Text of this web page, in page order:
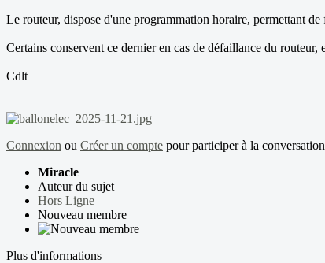
Le routeur, dispose d'une programmation horaire, permettant
Certains conservent ce dernier en cas de défaillance du
Cdlt
Connexion ou Créer un compte pour participer à la
Miracle
Auteur du sujet
Hors Ligne
Nouveau membre
Plus d'informations